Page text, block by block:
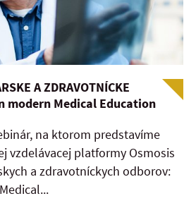
A ZDRAVOTNÍCKE
modern Medical Education
na ktorom predstavíme
vzdelávacej platformy Osmosis
a zdravotníckych odborov: